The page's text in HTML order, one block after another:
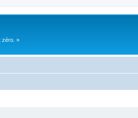
zéro. »